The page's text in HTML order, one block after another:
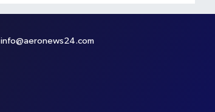
info@aeronews24.com